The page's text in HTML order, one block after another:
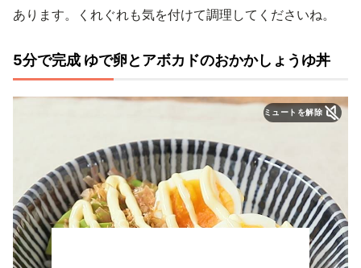
あります。くれぐれも気を付けて調理してくださいね。
5分で完成 ゆで卵とアボカドのおかかしょうゆ丼
ミュートを解除